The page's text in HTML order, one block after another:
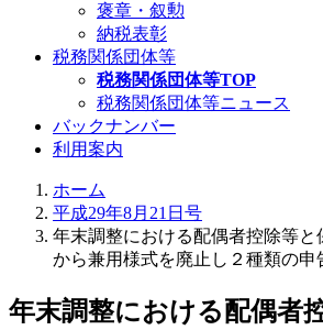
褒章・叙勲
納税表彰
税務関係団体等
税務関係団体等TOP
税務関係団体等ニュース
バックナンバー
利用案内
ホーム
平成29年8月21日号
年末調整における配偶者控除等と
から兼用様式を廃止し２種類の申
年末調整における配偶者